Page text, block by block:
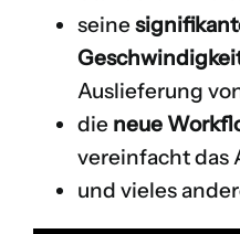
seine
Auslieferung
die neue
vereinfacht das
und vieles